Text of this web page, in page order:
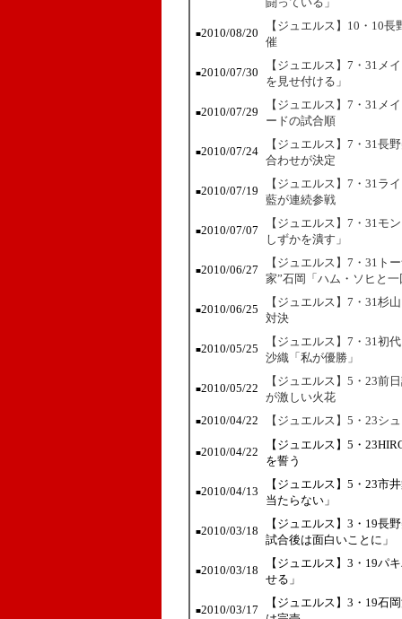
■2010/08/20
【ジュエルス】10・10
催
■2010/07/30
【ジュエルス】7・31メ
を見せ付ける」
■2010/07/29
【ジュエルス】7・31メ
ードの試合順
■2010/07/24
【ジュエルス】7・31長
合わせが決定
■2010/07/19
【ジュエルス】7・31ラ
藍が連続参戦
■2010/07/07
【ジュエルス】7・31モ
しずかを潰す」
■2010/06/27
【ジュエルス】7・31ト
家”石岡「ハム・ソヒと
■2010/06/25
【ジュエルス】7・31杉
対決
■2010/05/25
【ジュエルス】7・31初
沙織「私が優勝」
■2010/05/22
【ジュエルス】5・23前
が激しい火花
■2010/04/22 【ジュエルス】5・23シ
■2010/04/22
【ジュエルス】5・
を誓う
■2010/04/13
【ジュエルス】5・23市
当たらない」
■2010/03/18
【ジュエルス】3・19長
試合後は面白いことに」
■2010/03/18
【ジュエルス】3・19パ
せる」
■2010/03/17
【ジュエルス】3・19石